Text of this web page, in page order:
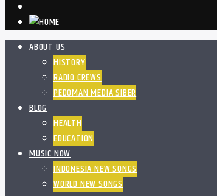
ABOUT US
HISTORY
RADIO CREWS
PEDOMAN MEDIA SIBER
BLOG
HEALTH
EDUCATION
MUSIC NOW
INDONESIA NEW SONGS
WORLD NEW SONGS